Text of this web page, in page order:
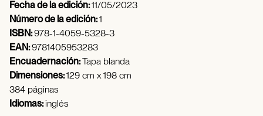
Fecha de la edición:11/05/2023
Número de la edición:1
ISBN:978-1-4059-5328-3
EAN:9781405953283
Encuadernación:Tapa blanda
Dimensiones:129 cm x 198 cm
384 páginas
Idiomas:inglés